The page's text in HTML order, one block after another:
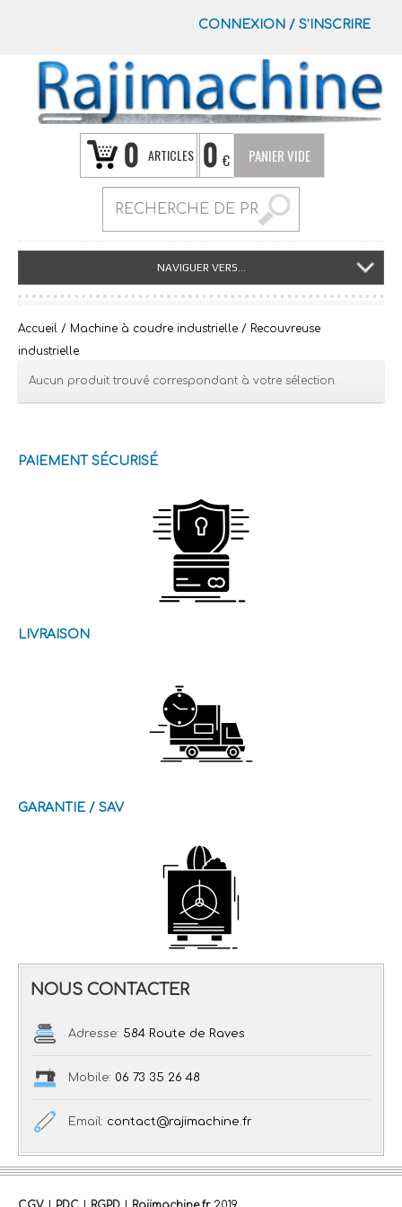
CONNEXION / S’INSCRIRE
0 ARTICLES 0 € PANIER VIDE
NAVIGUER VERS...
Accueil / Machine à coudre industrielle / Recouvreuse
industrielle
Aucun produit trouvé correspondant à votre sélection.
PAIEMENT SÉCURISÉ
LIVRAISON
GARANTIE / SAV
NOUS CONTACTER
Adresse: 584 Route de Raves
Mobile: 06 73 35 26 48
Email: contact@rajimachine.fr